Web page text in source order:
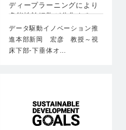
ディープラーニングにより
多能性幹細胞が分化する
未…
データ駆動イノベーション推
進本部新岡 宏彦 教授～視
床下部-下垂体オ…